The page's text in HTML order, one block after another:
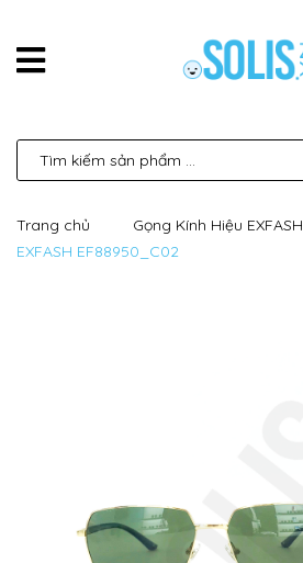
Trang chủ Gọng Kính Hiệu EXFASH
EXFASH EF88950_C02